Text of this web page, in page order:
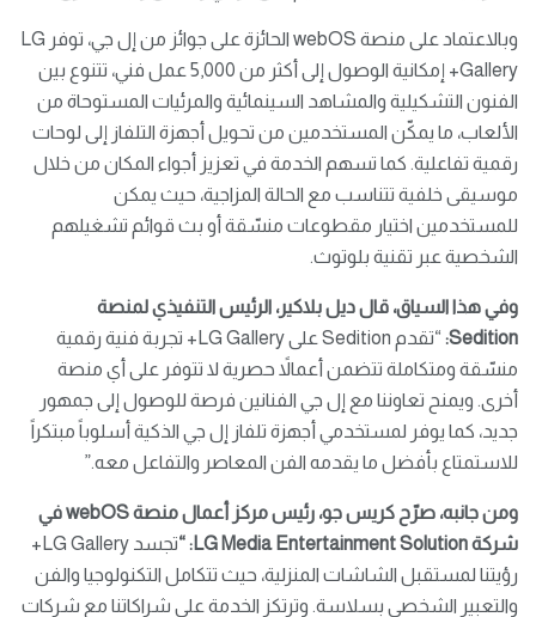
وبالاعتماد على منصة webOS الحائزة على جوائز من إل جي، توفر LG
Gallery+ إمكانية الوصول إلى أكثر من 5,000 عمل فني، تتنوع بين
الفنون التشكيلية والمشاهد السينمائية والمرئيات المستوحاة من
الألعاب، ما يمكّن المستخدمين من تحويل أجهزة التلفاز إلى لوحات
رقمية تفاعلية. كما تسهم الخدمة في تعزيز أجواء المكان من خلال
موسيقى خلفية تتناسب مع الحالة المزاجية، حيث يمكن
للمستخدمين اختيار مقطوعات منسّقة أو بث قوائم تشغيلهم
الشخصية عبر تقنية بلوتوث.
وفي هذا السياق، قال ديل بلاكير، الرئيس التنفيذي لمنصة
Sedition:
“تقدم Sedition على LG Gallery+ تجربة فنية رقمية
منسّقة ومتكاملة تتضمن أعمالاً حصرية لا تتوفر على أي منصة
أخرى. ويمنح تعاوننا مع إل جي الفنانين فرصة للوصول إلى جمهور
جديد، كما يوفر لمستخدمي أجهزة تلفاز إل جي الذكية أسلوباً مبتكراً
للاستمتاع بأفضل ما يقدمه الفن المعاصر والتفاعل معه.”
ومن جانبه، صرّح كريس جو، رئيس مركز أعمال منصة webOS في
شركة LG Media Entertainment Solution: “
تجسد LG Gallery+
رؤيتنا لمستقبل الشاشات المنزلية، حيث تتكامل التكنولوجيا والفن
والتعبير الشخصي بسلاسة. وترتكز الخدمة على شراكاتنا مع شركات